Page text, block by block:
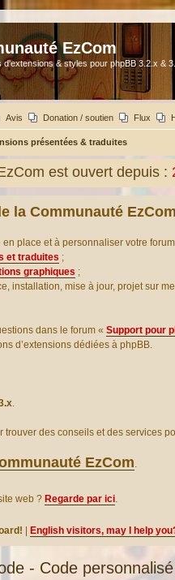
EzCom
d'extensions & styles pour phpBB 3.2.x &
Avis Donation / soutien Flux
présentées & traduites
est ouvert depuis :
la Communauté
place et à personnaliser votre
et traduites ;
graphiques ;
installation, mise à jour, projet sur
dans le forum « Support pour
d’extensions dédiées à phpBB.
.
trouver des conseils et des services
EzCom.
web ? Regarde par ici.
English visitors, may I help
- Code personnalisé